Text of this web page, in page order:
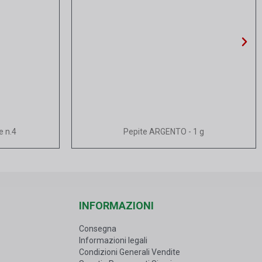
n.4 Vista rapida
Pepite ARGENTO - 1 g
INFORMAZIONI
Consegna
Informazioni legali
Condizioni Generali Vendite